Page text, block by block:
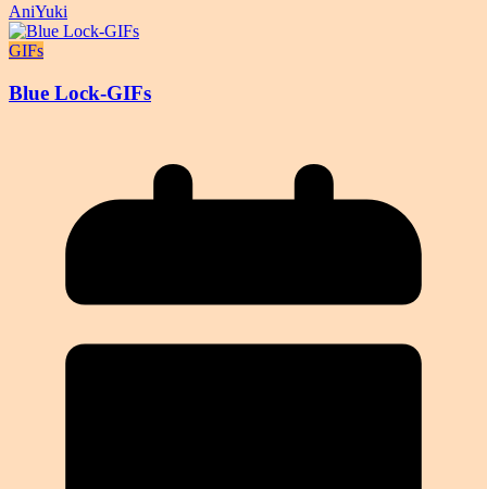
AniYuki
GIFs
Blue Lock-GIFs